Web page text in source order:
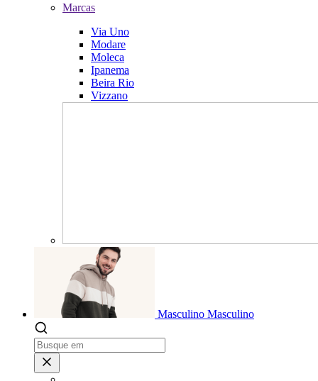
Marcas
Via Uno
Modare
Moleca
Ipanema
Beira Rio
Vizzano
Masculino Masculino